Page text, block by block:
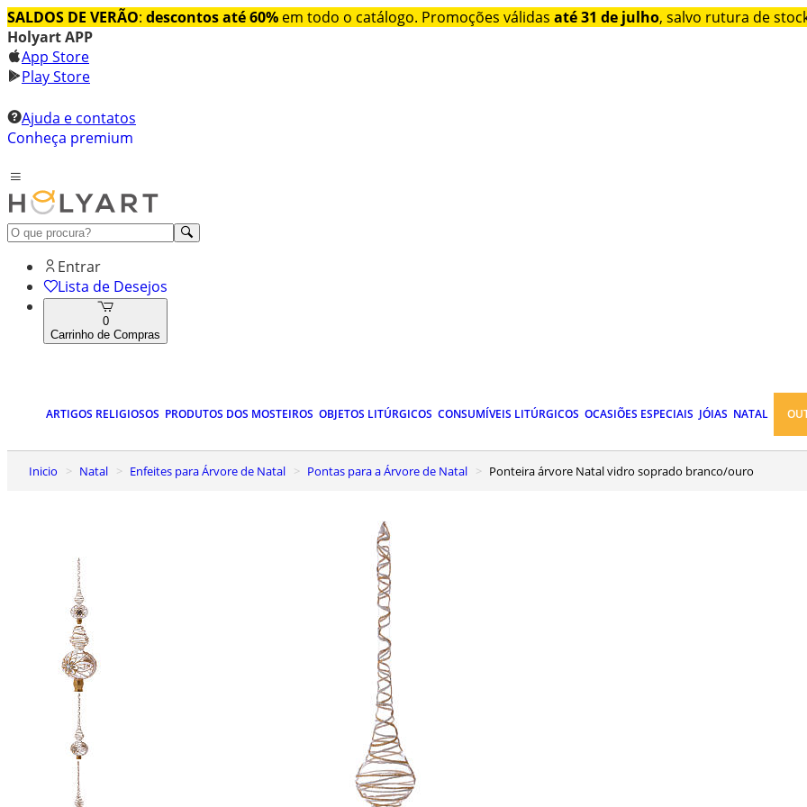
SALDOS DE VERÃO: descontos até 60% em todo o catálogo. Promoções válidas até 31 de julho, salvo rutura de
Holyart APP
App Store
Play Store
Ajuda e contatos
Conheça premium
Entrar
Lista de Desejos
0
Carrinho de Compras
ARTIGOS RELIGIOSOS PRODUTOS DOS MOSTEIROS OBJETOS LITÚRGICOS CONSUMÍVEIS LITÚRGICOS OCASIÕES ESPECIAIS JÓIAS NATAL
Inicio Natal Enfeites para Árvore de Natal Pontas para a Árvore de Natal Ponteira árvore Natal vidro soprado branco/ouro